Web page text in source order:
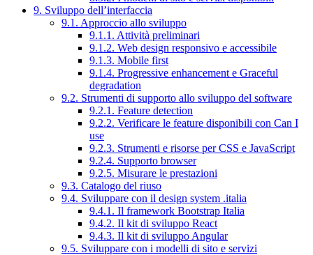
9. Sviluppo dell’interfaccia
9.1. Approccio allo sviluppo
9.1.1. Attività preliminari
9.1.2. Web design responsivo e accessibile
9.1.3. Mobile first
9.1.4. Progressive enhancement e Graceful
degradation
9.2. Strumenti di supporto allo sviluppo del software
9.2.1. Feature detection
9.2.2. Verificare le feature disponibili con Can I
use
9.2.3. Strumenti e risorse per CSS e JavaScript
9.2.4. Supporto browser
9.2.5. Misurare le prestazioni
9.3. Catalogo del riuso
9.4. Sviluppare con il design system .italia
9.4.1. Il framework Bootstrap Italia
9.4.2. Il kit di sviluppo React
9.4.3. Il kit di sviluppo Angular
9.5. Sviluppare con i modelli di sito e servizi